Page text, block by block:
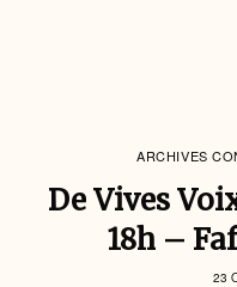
ARCHIVES
De Vives
18h –
23